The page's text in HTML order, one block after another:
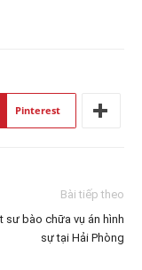
Pinterest
Bài tiếp theo
sư bào chữa vụ án hình
sự tại Hải Phòng